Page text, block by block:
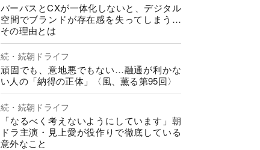
パーパスとCXが一体化しないと、デジタル
空間でブランドが存在感を失ってしまう…
その理由とは
続・続朝ドライフ
頑固でも、意地悪でもない…融通が利かな
い人の「納得の正体」〈風、薫る第95回〉
続・続朝ドライフ
「なるべく考えないようにしています」朝
ドラ主演・見上愛が役作りで徹底している
意外なこと